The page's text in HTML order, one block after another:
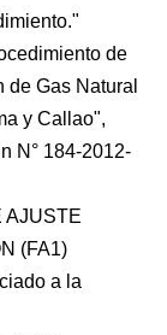
de
Gas Natural
y Callao",
N° 184-2012-
AJUSTE
(FA1)
a la